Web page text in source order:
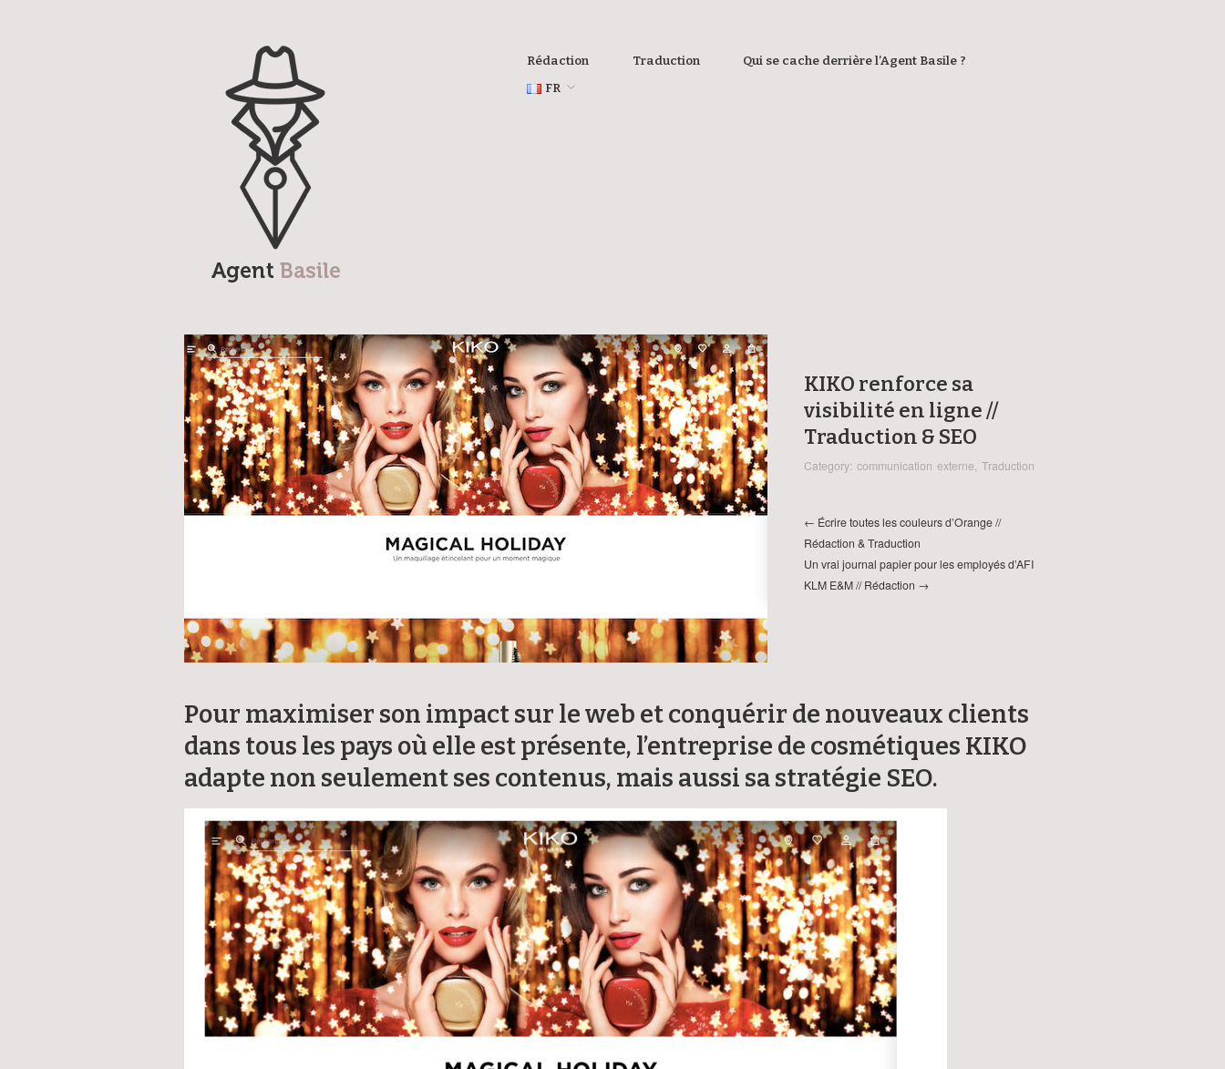
Rédaction Traduction
Qui se cache derrière l’Agent Basile ?
FR
KIKO renforce sa
visibilité en ligne //
Traduction & SEO
Category: communication externe, Traduction
← Écrire toutes les couleurs d’Orange //
Rédaction & Traduction
Un vrai journal papier pour les employés d’AFI
KLM E&M // Rédaction →
Pour maximiser son impact sur le web et conquérir de nouveaux clients
dans tous les pays où elle est présente, l’entreprise de cosmétiques KIKO
adapte non seulement ses contenus, mais aussi sa stratégie SEO.